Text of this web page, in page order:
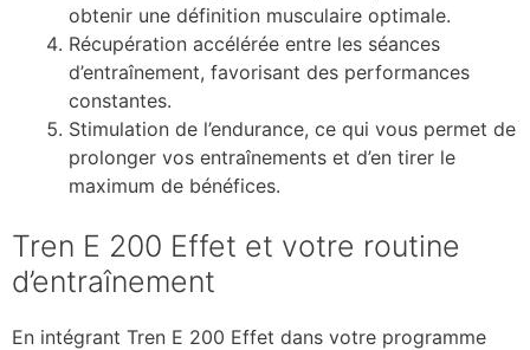
obtenir une définition musculaire optimale.
Récupération accélérée entre les séances
d’entraînement, favorisant des performances
constantes.
Stimulation de l’endurance, ce qui vous permet de
prolonger vos entraînements et d’en tirer le
maximum de bénéfices.
Tren E 200 Effet et votre routine
d’entraînement
En intégrant Tren E 200 Effet dans votre programme